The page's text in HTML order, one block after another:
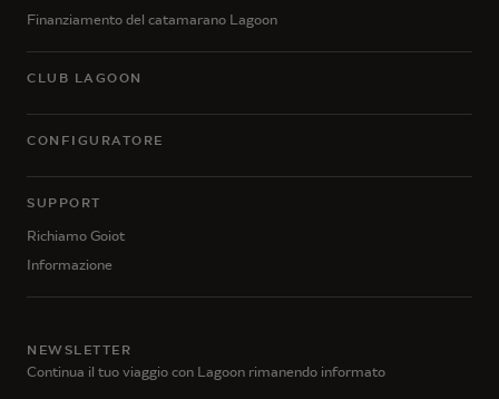
Finanziamento del catamarano Lagoon
CLUB LAGOON
CONFIGURATORE
SUPPORT
Richiamo Goiot
Informazione
NEWSLETTER
Continua il tuo viaggio con Lagoon rimanendo informato